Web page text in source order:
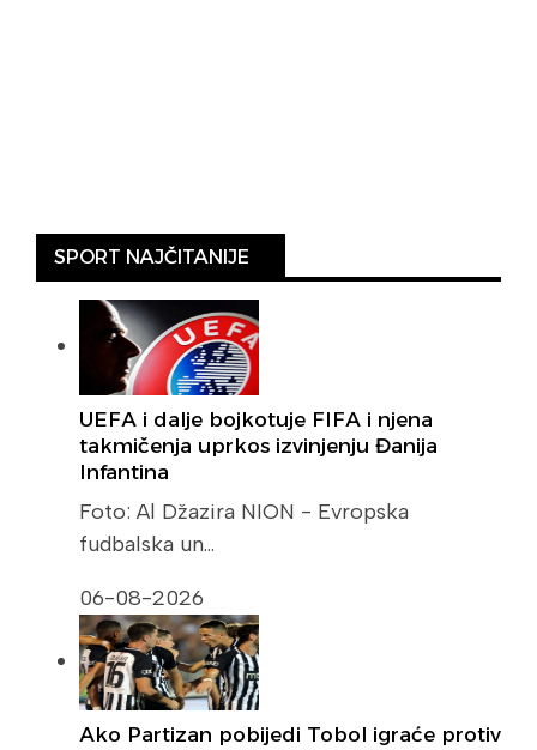
SPORT NAJČITANIJE
UEFA i dalje bojkotuje FIFA i njena
takmičenja uprkos izvinjenju Đanija
Infantina
Foto: Al Džazira NION - Evropska
fudbalska un…
06-08-2026
Ako Partizan pobijedi Tobol igraće protiv